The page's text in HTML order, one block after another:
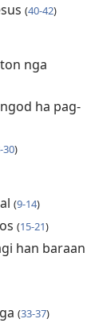
(40-42)
nga
ha pag-
30)
(9-14)
(15-21)
han baraan
(33-37)